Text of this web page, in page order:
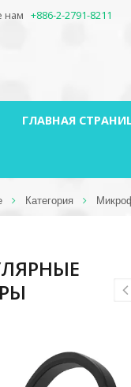
нам +886-2-2791-8211
ГЛАВНАЯ
Категория